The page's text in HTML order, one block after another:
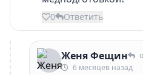
0 Ответить
Женя Фещин
6 месяцев назад